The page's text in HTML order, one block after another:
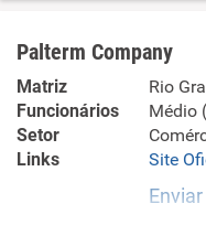
Palterm Company
Matriz
Rio
Funcionários
Médio
Setor
Links
Site